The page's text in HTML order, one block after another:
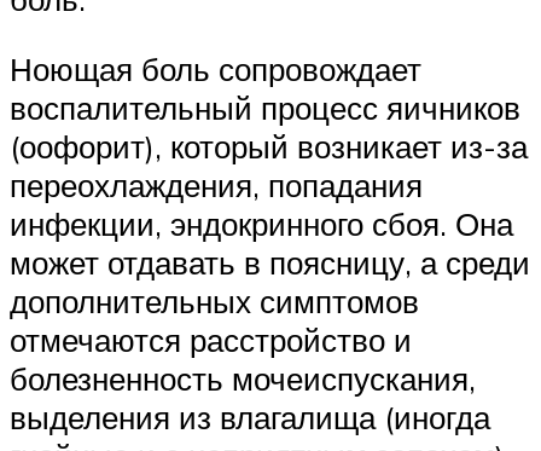
Ноющая боль сопровождает
воспалительный процесс яичников
(оофорит), который возникает из-за
переохлаждения, попадания
инфекции, эндокринного сбоя. Она
может отдавать в поясницу, а среди
дополнительных симптомов
отмечаются расстройство и
болезненность мочеиспускания,
выделения из влагалища (иногда